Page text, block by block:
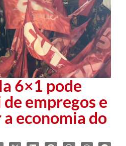
6×1 pode
empregos e
economia do